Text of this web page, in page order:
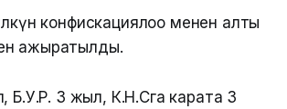
конфискациялоо менен алты
ажыратылды.
3 жыл, К.Н.Сга карата 3